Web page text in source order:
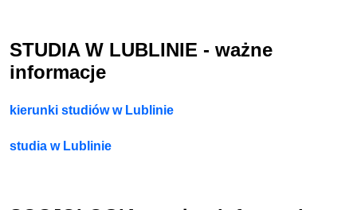
STUDIA W LUBLINIE - ważne
informacje
kierunki studiów w Lublinie
studia w Lublinie